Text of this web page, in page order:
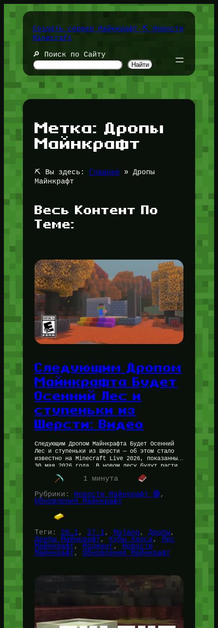
содержимомуСоздать сервер Майнкрафт ⛏️ Новости
Minecraft
🔎 Поиск по Сайту
Найти
Метка: Дропы
Майнкрафт
⛏️ Вы здесь: Главная » Дропы
Майнкрафт
Весь Контент По
Теме:
Следующим Дропом
Майнкрафта Будет
Осенний Лес и
ступеньки из
Шерсти: Видео
Следующим Дропом Майнкрафта Будет Осенний
Лес и ступеньки из Шерсти — об этом стало
известно на Minecraft Live 2026, показанным
30 мая 2026 года. В новом лесу будут расти
тополя,…
1 минута
Рубрики:
Новости Майнкрафт 🔴
Обновления Майнкрафт
Теги: 26.1, 27.1, Mojang, Дропы
Дропы Майнкрафт, Кубы Хаоса, Лес
Майнкрафт, Моджанг,
Новости
Майнкрафт, Обновления Майнкрафт